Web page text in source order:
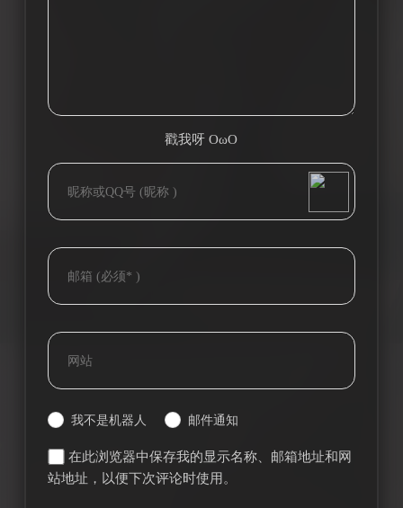
戳我呀 OωO
Tieba
我不是机器人 邮件通知
在此浏览器中保存我的显示名称、邮箱地址和网
站地址，以便下次评论时使用。